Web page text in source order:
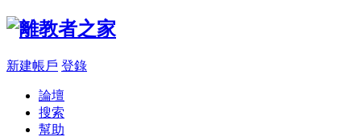
新建帳戶 登錄
論壇
搜索
幫助